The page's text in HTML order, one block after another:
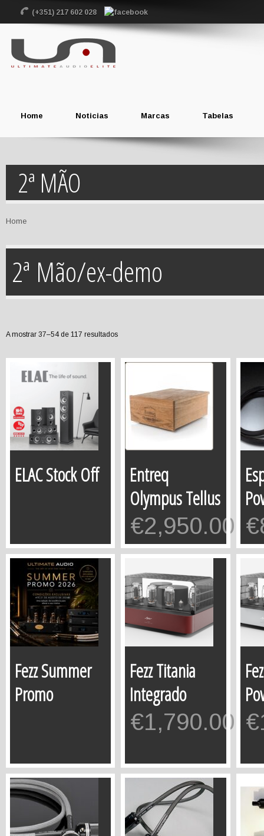
(+351) 217 602 028
Home Noticias Marcas Tabelas
2ª MÃO
Home
2ª Mão/ex-demo
A mostrar 37–54 de 117 resultados
ELAC Stock Off
Entreq
Olympus Tellus
€2,950.00 €
Fezz Summer
Promo
Fezz Titania
Integrado
€1,790.00 €